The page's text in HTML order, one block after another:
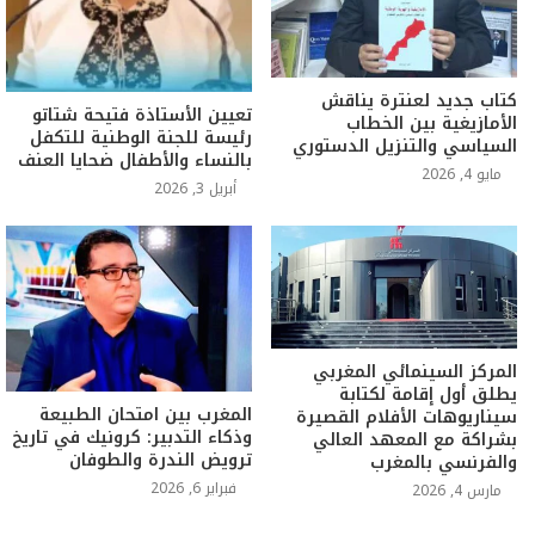
كتاب جديد لعنترة يناقش
الأمازيغية بين الخطاب
السياسي والتنزيل الدستوري
مايو 4, 2026
تعيين الأستاذة فتيحة شتاتو
رئيسة للجنة الوطنية للتكفل
بالنساء والأطفال ضحايا العنف
أبريل 3, 2026
المركز السينمائي المغربي
يطلق أول إقامة لكتابة
سيناريوهات الأفلام القصيرة
بشراكة مع المعهد العالي
والفرنسي بالمغرب
مارس 4, 2026
المغرب بين امتحان الطبيعة
وذكاء التدبير: كرونيك في تاريخ
ترويض الندرة والطوفان
فبراير 6, 2026